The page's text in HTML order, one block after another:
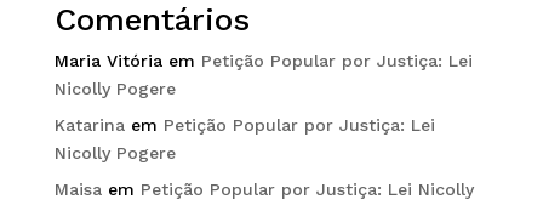
Comentários
Maria Vitóriaem Petição Popular por Justiça: Lei
Nicolly Pogere
Katarinaem Petição Popular por Justiça: Lei
Nicolly Pogere
Maisaem Petição Popular por Justiça: Lei Nicolly